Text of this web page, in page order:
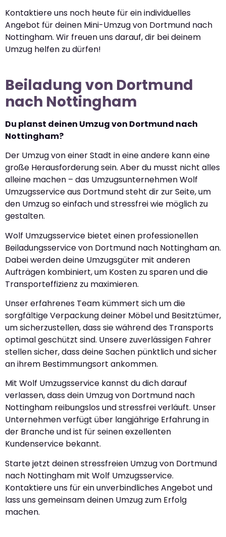
Kontaktiere uns noch heute für ein individuelles
Angebot für deinen Mini-Umzug von Dortmund nach
Nottingham. Wir freuen uns darauf, dir bei deinem
Umzug helfen zu dürfen!
Beiladung von Dortmund
nach Nottingham
Du planst deinen Umzug von Dortmund nach
Nottingham?
Der Umzug von einer Stadt in eine andere kann eine
große Herausforderung sein. Aber du musst nicht alles
alleine machen – das Umzugsunternehmen Wolf
Umzugsservice aus Dortmund steht dir zur Seite, um
den Umzug so einfach und stressfrei wie möglich zu
gestalten.
Wolf Umzugsservice bietet einen professionellen
Beiladungsservice von Dortmund nach Nottingham an.
Dabei werden deine Umzugsgüter mit anderen
Aufträgen kombiniert, um Kosten zu sparen und die
Transporteffizienz zu maximieren.
Unser erfahrenes Team kümmert sich um die
sorgfältige Verpackung deiner Möbel und Besitztümer,
um sicherzustellen, dass sie während des Transports
optimal geschützt sind. Unsere zuverlässigen Fahrer
stellen sicher, dass deine Sachen pünktlich und sicher
an ihrem Bestimmungsort ankommen.
Mit Wolf Umzugsservice kannst du dich darauf
verlassen, dass dein Umzug von Dortmund nach
Nottingham reibungslos und stressfrei verläuft. Unser
Unternehmen verfügt über langjährige Erfahrung in
der Branche und ist für seinen exzellenten
Kundenservice bekannt.
Starte jetzt deinen stressfreien Umzug von Dortmund
nach Nottingham mit Wolf Umzugsservice.
Kontaktiere uns für ein unverbindliches Angebot und
lass uns gemeinsam deinen Umzug zum Erfolg
machen.